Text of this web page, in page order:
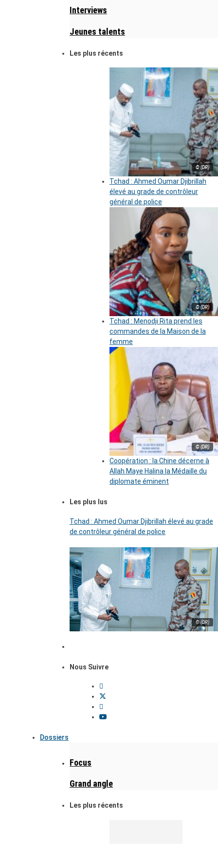
Interviews
Jeunes talents
Les plus récents
© (DR)
Tchad : Ahmed Oumar Djibrillah
élevé au grade de contrôleur
général de police
© (DR)
Tchad : Menodji Rita prend les
commandes de la Maison de la
femme
© (DR)
Coopération : la Chine décerne à
Allah Maye Halina la Médaille du
diplomate éminent
Les plus lus
Tchad : Ahmed Oumar Djibrillah élevé au grade
de contrôleur général de police
© (DR)
Nous Suivre
Dossiers
Focus
Grand angle
Les plus récents